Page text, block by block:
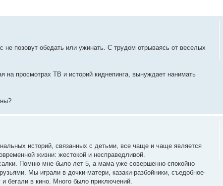
позовут обедать или ужинать. С трудом отрываясь от веселых
на просмотрах ТВ и историй киднепинга, вынуждает нанимать
историй, связанных с детьми, все чаще и чаще является
жизни: жестокой и несправедливой.
Помню мне было лет 5, а мама уже совершенно спокойно
Мы играли в дочки-матери, казаки-разбойники, съедобное-
бегали в кино. Много было приключений.